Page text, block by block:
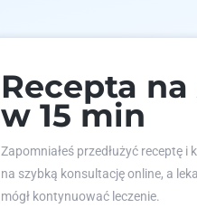
Recepta
w 15 min
Zapomniałeś przedłużyć receptę i
na szybką konsultację online, a
mógł kontynuować leczenie.